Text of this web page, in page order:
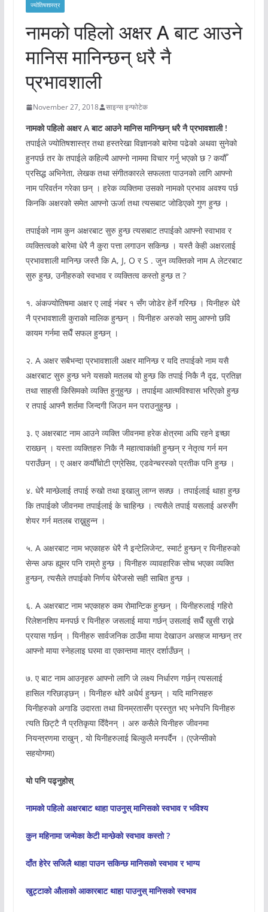
ज्योतिषशास्त्र
नामको पहिलो अक्षर A बाट आउने
मानिस मानिन्छन् धरै नै
प्रभावशाली
November 27, 2018 साइन्स इन्फोटेक
नामको पहिलो अक्षर A बाट आउने मानिस मानिन्छन् धरै नै प्रभावशाली !
तपाईले ज्योतिषशास्त्र तथा हस्तरेखा विज्ञानको बारेमा पढेको अथवा सुनेको
हुनपर्छ तर के तपाईले कहिल्यै आफ्नो नाममा विचार गर्नु भएको छ ? कयौँ
प्रसिद्ध अभिनेता, लेखक तथा संगीतकारले सफलता पाउनको लागि आफ्नो
नाम परिवर्तन गरेका छन् । हरेक व्यक्तिमा उसको नामको प्रभाव अवश्य पर्छ
किनकि अक्षरको समेत आफ्नो ऊर्जा तथा त्यसबाट जोडिएको गुण हुन्छ ।
तपाईको नाम कुन अक्षरबाट सुरु हुन्छ त्यसबाट तपाईको आफ्नो स्वाभाव र
व्यक्तित्वको बारेमा धेरै नै कुरा पत्ता लगाउन सकिन्छ । यस्तै केही अक्षरलाई
प्रभावशाली मानिन्छ जस्तै कि A, J, O र S . जुन व्यक्तिको नाम A लेटरबाट
सुरु हुन्छ, उनीहरुको स्वभाव र व्यक्तित्व कस्तो हुन्छ त ?
१. अंकज्योतिषमा अक्षर ए लाई नंबर १ सँग जोडेर हेर्ने गरिन्छ । यिनीहरु धेरै
नै प्रभावशाली कुराको मालिक हुन्छन् । यिनीहरु अरुको सामु आफ्नो छवि
कायम गर्नमा सधैँ सफल हुन्छन् ।
२. A अक्षर सबैभन्दा प्रभावशाली अक्षर मानिन्छ र यदि तपाईको नाम यसै
अक्षरबाट सुरु हुन्छ भने यसको मतलब यो हुन्छ कि तपाई निकै नै दृढ, प्रतिज्ञ
तथा साहसी किसिमको व्यक्ति हुनुहुन्छ । तपाईमा आत्मविश्वास भरिएको हुन्छ
र तपाई आफ्नै शर्तमा जिन्दगी जिउन मन पराउनुहुन्छ ।
३. ए अक्षरबाट नाम आउने व्यक्ति जीवनमा हरेक क्षेत्रमा अघि रहने इच्छा
राख्छन् । यस्ता व्यक्तिहरु निकै नै महात्वाकांक्षी हुन्छन् र नेतृत्व गर्न मन
पराउँछन् । ए अक्षर कयौँचोटी एग्रेसिव, एडवेन्चरस्को प्रतीक पनि हुन्छ ।
४. धेरै मान्छेलाई तपाई रुखो तथा इखालु लाग्न सक्छ । तपाईलाई थाहा हुन्छ
कि तपाईको जीवनमा तपाईलाई के चाहिन्छ । त्यसैले तपाई यसलाई अरुसँग
शेयर गर्न मतलब राख्नुहुन्न ।
५. A अक्षरबाट नाम भएकाहरु धेरै नै इन्टेलिजेन्ट, स्मार्ट हुन्छन् र यिनीहरुको
सेन्स अफ ह्यूमर पनि राम्रो हुन्छ । यिनीहरु व्यावहारिक सोच भएका व्यक्ति
हुन्छन्, त्यसैले तपाईको निर्णय धेरैजसो सही साबित हुन्छ ।
६. A अक्षरबाट नाम भएकाहरु कम रोमान्टिक हुन्छन् । यिनीहरुलाई गहिरो
रिलेशनशिप मनपर्छ र यिनीहरु जसलाई माया गर्छन् उसलाई सधैँ खुसी राख्ने
प्रयास गर्छन् । यिनीहरु सार्वजनिक ठाउँमा माया देखाउन असहज मान्छन् तर
आफ्नो माया स्नेहलाइ घरमा वा एकान्तमा मात्र दर्शाउँछन् ।
७. ए बाट नाम आउनृहरु आफ्नो लागि जे लक्ष्य निर्धारण गर्छन् त्यसलाई
हासिल गरिछाड्छन् । यिनीहरु थोरै अधैर्य हुन्छन् । यदि मानिसहरु
यिनीहरुको अगाडि उदारता तथा विनम्रतासँग प्रस्तुत भए भनेपनि यिनीहरु
त्यति छिट्टै नै प्रतिकृया दिँदैनन् । अरु कसैले यिनीहरु जीवनमा
नियन्त्रणमा राखुन् , यो यिनीहरुलाई बिल्कुलै मनपर्दैन । (एजेन्सीको
सहयोगमा)
यो पनि पढ्नुहोस्
नामको पहिलो अक्षरबाट थाहा पाउनुस् मानिसको स्वभाव र भविश्य
कुन महिनामा जन्मेका केटी मान्छेको स्वभाव कस्तो ?
दाँत हेरेर सजिलै थाहा पाउन सकिन्छ मानिसको स्वभाव र भाग्य
खुट्टाको औलाको आकारबाट थाहा पाउनुस् मानिसको स्वभाव